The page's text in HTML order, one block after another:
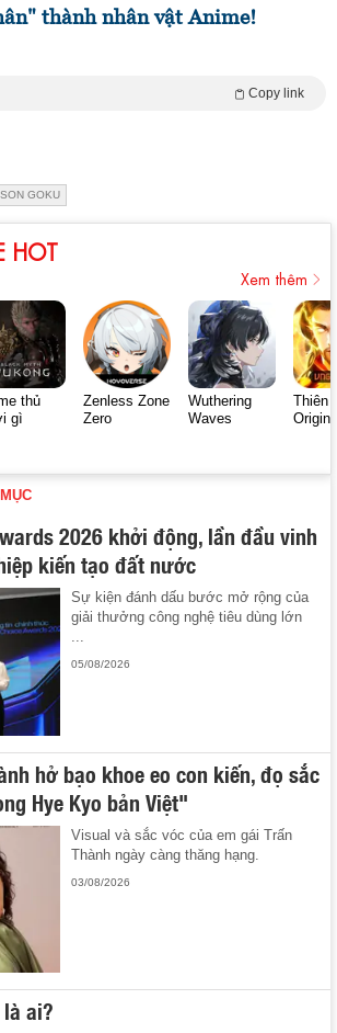
thành nhân vật Anime!
Copy link
SON GOKU
HOT
Xem thêm
thủ
gì
Zenless Zone
Zero
Wuthering
Waves
Thiên
Origin
2026 khởi động, lần đầu vinh
kiến tạo đất nước
Sự kiện đánh dấu bước mở rộng của
giải thưởng công nghệ tiêu dùng lớn
...
05/08/2026
hở bạo khoe eo con kiến, đọ sắc
Hye Kyo bản Việt"
Visual và sắc vóc của em gái Trấn
Thành ngày càng thăng hạng.
03/08/2026
là ai?